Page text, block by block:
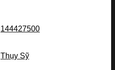
144427500
Thụy Sỹ